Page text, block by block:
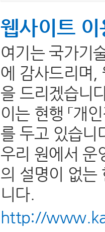
웹사이트
여기는 국가기
에 감사드리며,
을 드리겠습니
이는 현행 「개
를 두고 있습니
우리 원에서 운
의 설명이 없는
니다.
http://